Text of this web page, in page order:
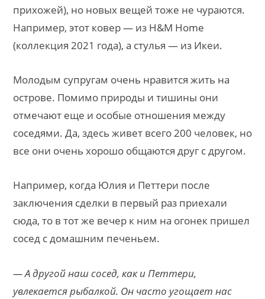
прихожей), но новых вещей тоже не чураются.
Например, этот ковер — из H&M Home
(коллекция 2021 года), а стулья — из Икеи.
Молодым супругам очень нравится жить на
острове. Помимо природы и тишины они
отмечают еще и особые отношения между
соседями. Да, здесь живет всего 200 человек, но
все они очень хорошо общаются друг с другом.
Например, когда Юлия и Петтери после
заключения сделки в первый раз приехали
сюда, то в тот же вечер к ним на огонек пришел
сосед с домашним печеньем.
— А другой наш сосед, как и Петтери,
увлекается рыбалкой. Он часто угощает нас